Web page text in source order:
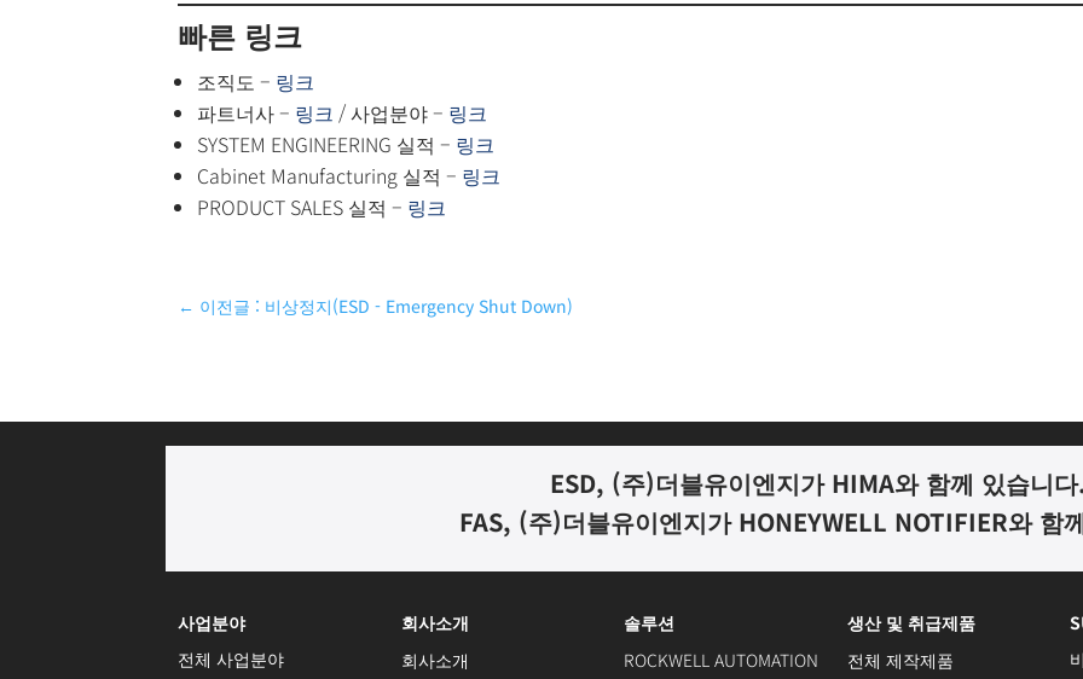
빠른 링크
조직도 – 링크
파트너사 – 링크 / 사업분야 – 링크
SYSTEM ENGINEERING 실적 – 링크
Cabinet Manufacturing 실적 – 링크
PRODUCT SALES 실적 – 링크
← 이전글 : 비상정지(ESD - Emergency Shut Down)
ESD, (주)더블유이엔지가 HIMA와 함께 있습니다.
FAS, (주)더블유이엔지가 HONEYWELL NOTIFIER와 함
사업분야
전체 사업분야
회사소개
회사소개
솔루션
ROCKWELL AUTOMATION
생산 및 취급제품
전체 제작제품